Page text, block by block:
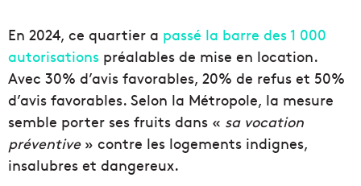
En 2024, ce quartier a passé la barre des 1 000
autorisations préalables de mise en location.
Avec 30% d’avis favorables, 20% de refus et 50%
d’avis favorables. Selon la Métropole, la mesure
semble porter ses fruits dans « sa vocation
préventive» contre les logements indignes,
insalubres et dangereux.